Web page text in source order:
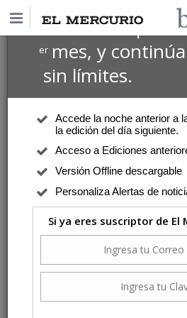
Suscríbete por
ermes, y
sin límites.
Accede la noche anterior a
la edición del día siguiente.
Acceso a Ediciones
Versión Offline descargable
Personaliza Alertas de
Si ya eres suscriptor de El